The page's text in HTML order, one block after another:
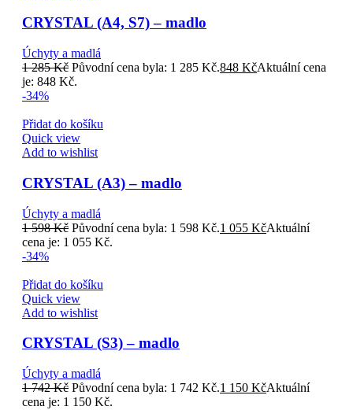
CRYSTAL (A4, S7) – madlo
Úchyty a madlá
1 285Kč Původní cena byla: 1 285 Kč.848 KčAktuální cena
je: 848 Kč.
-34%
Přidat do košíku
Quick view
Add to wishlist
CRYSTAL (A3) – madlo
Úchyty a madlá
1 598Kč Původní cena byla: 1 598 Kč.1 055 KčAktuální
cena je: 1 055 Kč.
-34%
Přidat do košíku
Quick view
Add to wishlist
CRYSTAL (S3) – madlo
Úchyty a madlá
1 742Kč Původní cena byla: 1 742 Kč.1 150 KčAktuální
cena je: 1 150 Kč.